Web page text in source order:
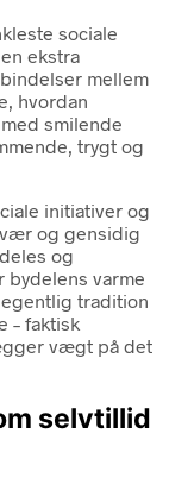
sociale
ekstra
mellem
hvordan
smilende
trygt og
initiativer og
og gensidig
og
bydelens varme
tradition
– faktisk
vægt på det
selvtillid